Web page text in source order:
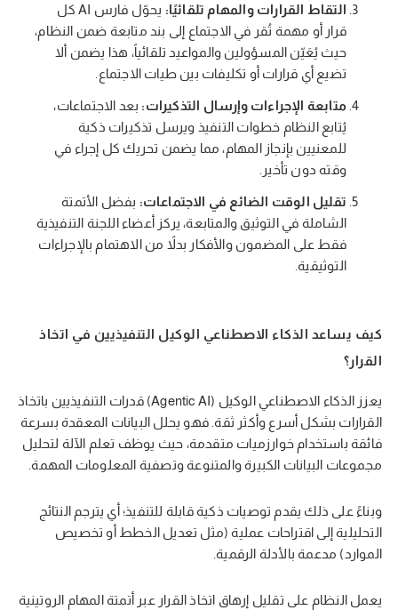
التقاط القرارات والمهام تلقائيًا:
يحوّل فارس AI كل
قرار أو مهمة تُقر في الاجتماع إلى بند متابعة ضمن النظام،
حيث يُعَيّن المسؤولين والمواعيد تلقائياً، هذا يضمن ألا
تضيع أي قرارات أو تكليفات بين طيات الاجتماع.
متابعة الإجراءات وإرسال التذكيرات: بعد الاجتماعات،
يُتابع النظام خطوات التنفيذ ويرسل تذكيرات ذكية
للمعنيين بإنجاز المهام، مما يضمن تحريك كل إجراء في
وقته دون تأخير.
تقليل الوقت الضائع في الاجتماعات: بفضل الأتمتة
الشاملة في التوثيق والمتابعة، يركز أعضاء اللجنة التنفيذية
فقط على المضمون والأفكار بدلاً من الاهتمام بالإجراءات
التوثيقية.
كيف يساعد الذكاء الاصطناعي الوكيل التنفيذيين في اتخاذ
القرار؟
يعزز الذكاء الاصطناعي الوكيل (Agentic AI) قدرات التنفيذيين باتخاذ
القرارات بشكل أسرع وأكثر ثقة. فهو يحلل البيانات المعقدة بسرعة
فائقة باستخدام خوارزميات متقدمة، حيث يوظف تعلم الآلة لتحليل
مجموعات البيانات الكبيرة والمتنوعة وتصفية المعلومات المهمة.
وبناءً على ذلك يقدم توصيات ذكية قابلة للتنفيذ؛ أي يترجم النتائج
التحليلية إلى اقتراحات عملية (مثل تعديل الخطط أو تخصيص
الموارد) مدعمة بالأدلة الرقمية.
يعمل النظام على تقليل إرهاق اتخاذ القرار عبر أتمتة المهام الروتينية